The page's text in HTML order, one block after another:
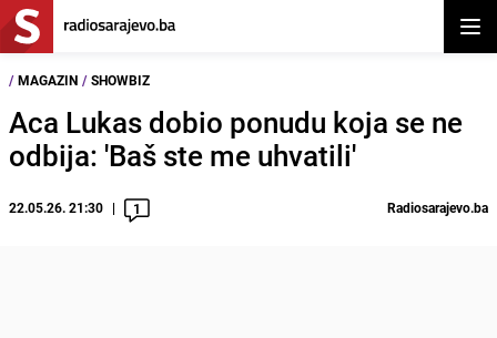
/ MAGAZIN / SHOWBIZ
Aca Lukas dobio ponudu koja se ne
odbija: 'Baš ste me uhvatili'
22.05.26. 21:30 1 Radiosarajevo.ba